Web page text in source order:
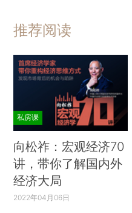
推荐阅读
私房课
向松祚：宏观经济70
讲，带你了解国内外
经济大局
2022年04月06日